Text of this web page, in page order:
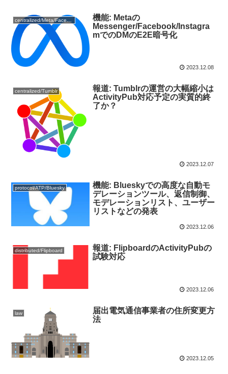
機能: Metaの
Messenger/Facebook/Instagra
mでのDMのE2E暗号化
2023.12.08
centralized/Tumblr
報道: Tumblrの運営の大幅縮小は
ActivityPub対応予定の実質的終
了か？
2023.12.07
protocol/ATP/Bluesky
機能: Blueskyでの高度な自動モ
デレーションツール、返信制御、
モデレーションリスト、ユーザー
リストなどの発表
2023.12.06
distributed/Flipboard
報道: FlipboardのActivityPubの
試験対応
2023.12.06
law
届出電気通信事業者の住所変更方
法
2023.12.05